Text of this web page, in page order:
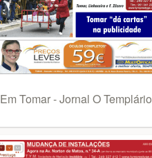
Em Tomar - Jornal O Templário